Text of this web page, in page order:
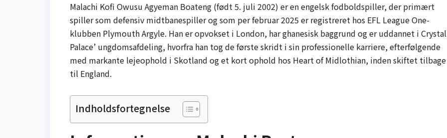
Malachi Kofi Owusu Agyeman Boateng (født 5. juli 2002) er en engelsk fodboldspiller, der primært
spiller som defensiv midtbanespiller og som per februar 2025 er registreret hos EFL League One-
klubben Plymouth Argyle. Han er opvokset i London, har ghanesisk baggrund og er uddannet i Crystal
Palace’ ungdomsafdeling, hvorfra han tog de første skridt i sin professionelle karriere, efterfølgende
med markante lejeophold i Skotland og et kort ophold hos Heart of Midlothian, inden skiftet tilbage
til England.
Indholdsfortegnelse